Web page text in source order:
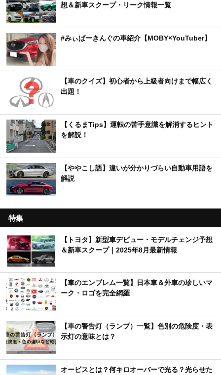
想＆新車スクープ・リーク情報一覧
#みぃぱーきんぐの車紹介【MOBY×YouTuber】
【車のクイズ】初心者から上級者向けまで幅広く
出題！
【くるまTips】運転の苦手意識を解消するヒント
を解説！
【ややこし語】違いが分かりづらい自動車用語を
解説
特集
【トヨタ】新型車デビュー・モデルチェンジ予想
＆新車スクープ｜2025年8月最新情報
【車のエンブレム一覧】日本車＆外車の珍しいマ
ーク・ロゴを完全網羅
【車の警告灯（ランプ）一覧】色別の危険度・表
示灯の意味とは？
オービスとは？何キロオーバーで光る？光らせた